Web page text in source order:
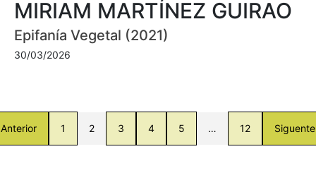
MIRIAM MARTÍNEZ GUIRAO
Epifanía Vegetal (2021)
30/03/2026
Anterior 1 2 3 4 5 … 12 Siguente